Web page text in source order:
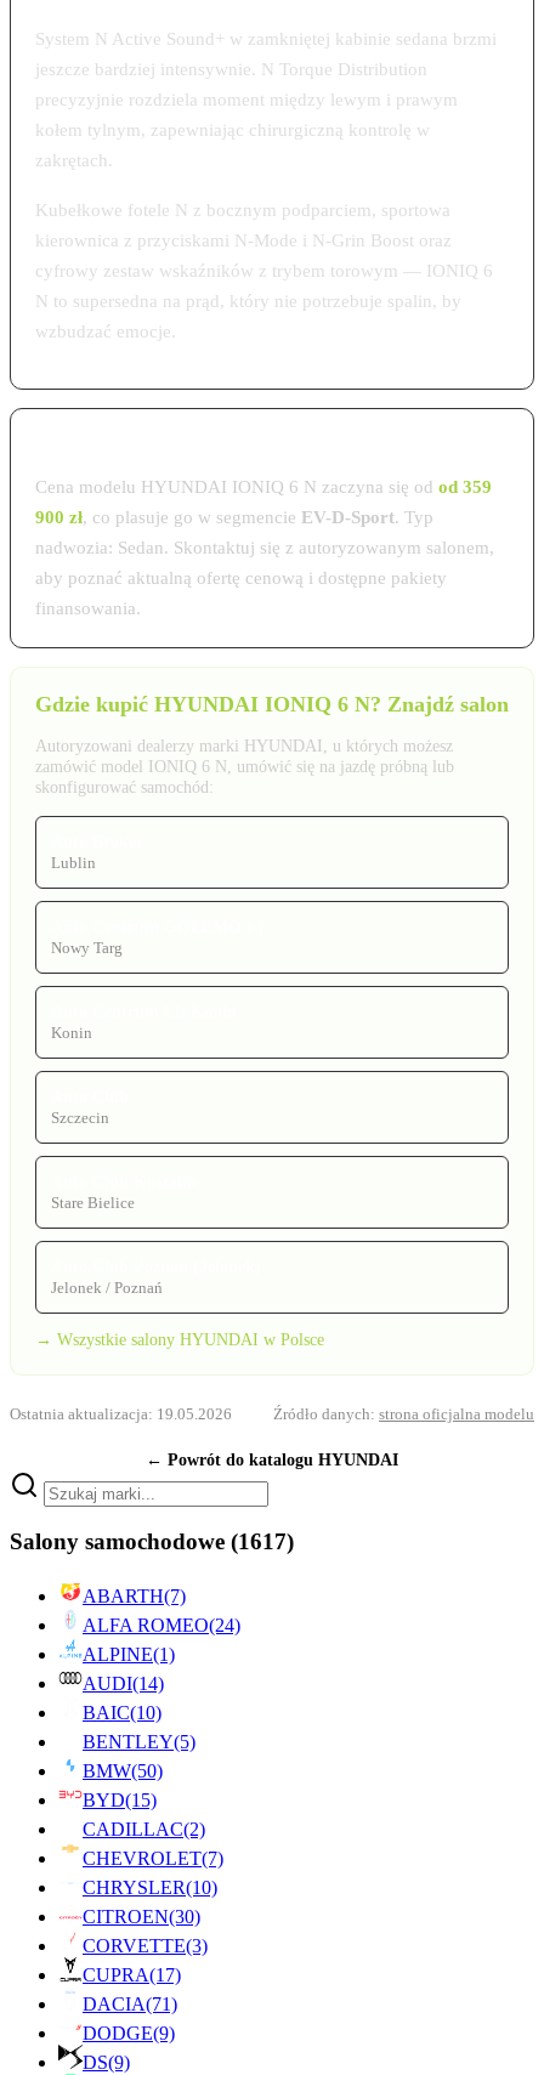
System N Active Sound+ w zamkniętej kabinie sedana brzmi
jeszcze bardziej intensywnie. N Torque Distribution
precyzyjnie rozdziela moment między lewym i prawym
kołem tylnym, zapewniając chirurgiczną kontrolę w
zakrętach.
Kubełkowe fotele N z bocznym podparciem, sportowa
kierownica z przyciskami N-Mode i N-Grin Boost oraz
cyfrowy zestaw wskaźników z trybem torowym — IONIQ 6
N to supersedna na prąd, który nie potrzebuje spalin, by
wzbudzać emocje.
Cena modelu HYUNDAI IONIQ 6 N zaczyna się od od 359
900 zł, co plasuje go w segmencie EV-D-Sport. Typ
nadwozia: Sedan. Skontaktuj się z autoryzowanym salonem,
aby poznać aktualną ofertę cenową i dostępne pakiety
finansowania.
Gdzie kupić HYUNDAI IONIQ 6 N? Znajdź salon
Autoryzowani dealerzy marki HYUNDAI, u których możesz
zamówić model IONIQ 6 N, umówić się na jazdę próbną lub
skonfigurować samochód:
Lublin
Nowy Targ
Konin
Szczecin
Stare Bielice
Jelonek / Poznań
→ Wszystkie salony HYUNDAI w Polsce
Ostatnia aktualizacja: 19.05.2026 Źródło danych: strona oficjalna modelu
← Powrót do katalogu HYUNDAI
Salony samochodowe (1617)
ABARTH(7)
ALFA ROMEO(24)
ALPINE(1)
AUDI(14)
BAIC(10)
BENTLEY(5)
BMW(50)
BYD(15)
CADILLAC(2)
CHEVROLET(7)
CHRYSLER(10)
CITROEN(30)
CORVETTE(3)
CUPRA(17)
DACIA(71)
DODGE(9)
DS(9)